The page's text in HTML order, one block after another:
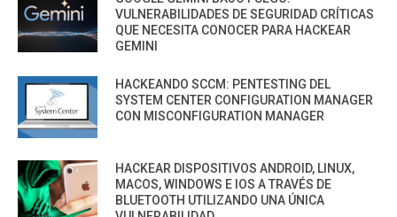
VULNERABILIDADES DE SEGURIDAD CRÍTICAS
QUE NECESITA CONOCER PARA HACKEAR
GEMINI
HACKEANDO SCCM: PENTESTING DEL
SYSTEM CENTER CONFIGURATION MANAGER
CON MISCONFIGURATION MANAGER
HACKEAR DISPOSITIVOS ANDROID, LINUX,
MACOS, WINDOWS E IOS A TRAVÉS DE
BLUETOOTH UTILIZANDO UNA ÚNICA